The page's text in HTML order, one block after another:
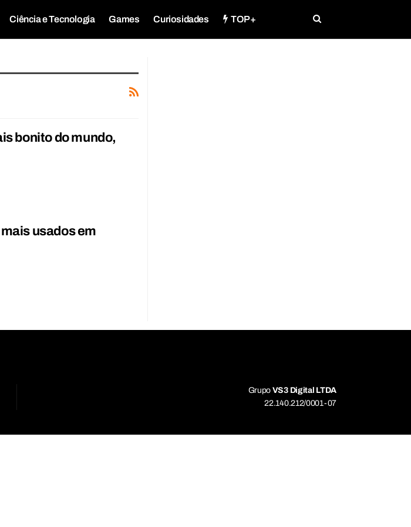
Ciência e Tecnologia Games Curiosidades TOP+
bonito do mundo,
usados em
Grupo VS3 Digital LTDA
22.140.212/0001-07